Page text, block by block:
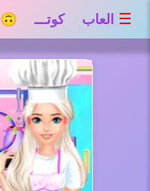
☰ العاب كوتـــ 🙃